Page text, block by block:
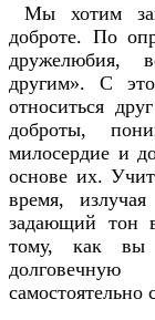
Мы хотим
доброте. По
дружелюбия,
другим». С
относиться
доброты,
милосердие и
основе их.
время,
задающий тон
тому, как вы
самостоятельно